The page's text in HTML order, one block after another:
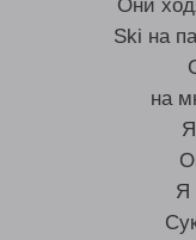
Они
Ski на
на
Я